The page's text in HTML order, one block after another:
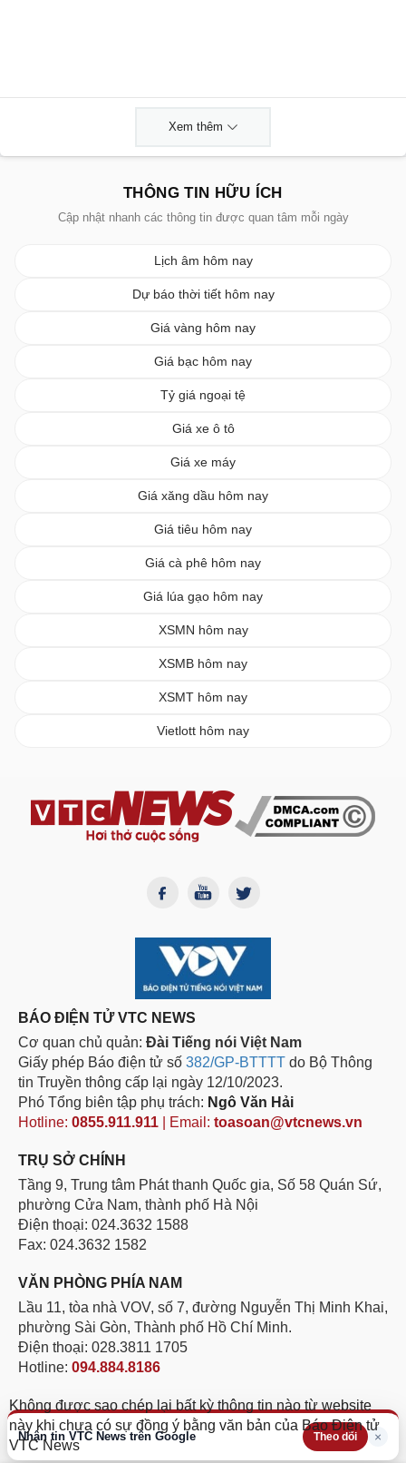
Nhận tin VTC News trên Google Theo dõi ×
Xem thêm
THÔNG TIN HỮU ÍCH
Cập nhật nhanh các thông tin được quan tâm mỗi ngày
Lịch âm hôm nay
Dự báo thời tiết hôm nay
Giá vàng hôm nay
Giá bạc hôm nay
Tỷ giá ngoại tệ
Giá xe ô tô
Giá xe máy
Giá xăng dầu hôm nay
Giá tiêu hôm nay
Giá cà phê hôm nay
Giá lúa gạo hôm nay
XSMN hôm nay
XSMB hôm nay
XSMT hôm nay
Vietlott hôm nay
BÁO ĐIỆN TỬ VTC NEWS
Cơ quan chủ quản: Đài Tiếng nói Việt Nam
Giấy phép Báo điện tử số 382/GP-BTTTT do Bộ Thông
tin Truyền thông cấp lại ngày 12/10/2023.
Phó Tổng biên tập phụ trách: Ngô Văn Hải
Hotline: 0855.911.911 | Email: toasoan@vtcnews.vn
TRỤ SỞ CHÍNH
Tầng 9, Trung tâm Phát thanh Quốc gia, Số 58 Quán Sứ,
phường Cửa Nam, thành phố Hà Nội
Điện thoại: 024.3632 1588
Fax: 024.3632 1582
VĂN PHÒNG PHÍA NAM
Lầu 11, tòa nhà VOV, số 7, đường Nguyễn Thị Minh Khai,
phường Sài Gòn, Thành phố Hồ Chí Minh.
Điện thoại: 028.3811 1705
Hotline: 094.884.8186
Không được sao chép lại bất kỳ thông tin nào từ website
này khi chưa có sự đồng ý bằng văn bản của Báo Điện tử
VTC News